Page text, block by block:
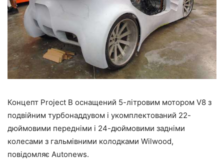
Концепт Project B оснащений 5-літровим мотором V8 з
подвійним турбонаддувом і укомплектований 22-
дюймовими передніми і 24-дюймовими задніми
колесами з гальмівними колодками Wilwood,
повідомляє Autonews.